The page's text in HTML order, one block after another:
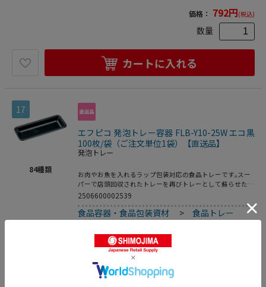
価格： 792円(税込)
数量
カートに入れる
17
84種類
エフピコ 発泡トレー容器 FLB-Y10-25W エコ黒
100枚/袋（ご注文単位1袋）【直送品】
発泡トレー
お肉やお魚を入れるラップ包装対応の食品トレーです｡スー
パーで店頭回収されたトレーを再びトレーとして蘇らせたリ
サイクルトレーです｡●電子レンジ使用不可●オーブン使用
不可●耐熱温度:80℃●入数:100枚
2506600002539
食品容器・食品包装資材 >食品トレー